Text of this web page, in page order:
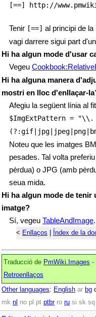
[==] http://
Tenir [==] al principi de
vagi darrere sigui part
Hi ha algun mode d'usar
Vegeu
Hi ha alguna manera
mostri en lloc d'enllaçar-
Afegiu la següent línia al
$ImgExtPattern = "\\.
Noteu que les imatges
pesades. Tal volta
pèrdua) o JPG (amb
seua mida.
Hi ha algun mode de tenir
imatge?
Sí, vegeu TableAndImage.
< Enllaços Índex de la
Traducció de PmWiki.Images -
Retroenllaços
Other languages: English ar bg
mk nl no pl pt ptbr ro ru si sk sq